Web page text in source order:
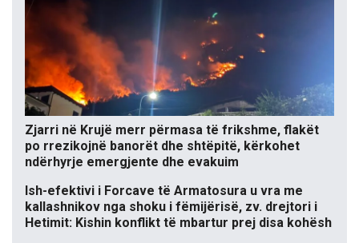
Zjarri në Krujë merr përmasa të frikshme, flakët
po rrezikojnë banorët dhe shtëpitë, kërkohet
ndërhyrje emergjente dhe evakuim
Ish-efektivi i Forcave të Armatosura u vra me
kallashnikov nga shoku i fëmijërisë, zv. drejtori i
Hetimit: Kishin konflikt të mbartur prej disa kohësh